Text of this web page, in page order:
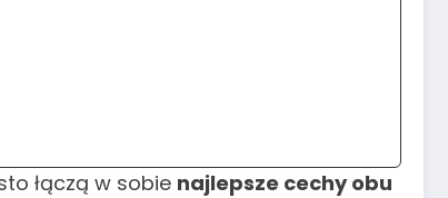
łączą w sobie najlepsze cechy obu